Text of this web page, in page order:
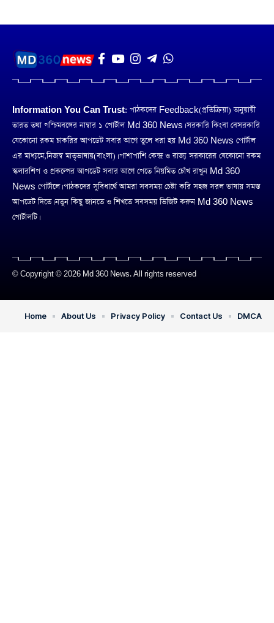
Information You Can Trust: পাঠকদের Feedback(প্রতিক্রিয়া) অনুয়ায়ী
ভারত তথা পশ্চিমবঙ্গের নাম্বার ১ পোর্টাল Md 360 News। সরকারি কিংবা বেসরকারি
যেকোনো রকম চাকরির আপডেট সবার আগে তুলে ধরা হয় Md 360 News পোর্টাল
এর মাধ্যমে,নিজস্ব মাতৃভাষায়(বাংলা)। পাশাপাশি কেন্দ্র ও রাজ্য সরকারের যেকোনো রকম
স্কলারশিপ ও প্রকল্পের আপডেট সবার আগে পেতে নিয়মিত চোঁখ রাখুন Md 360
News পোর্টালে। পাঠকদের সুবিধার্থে আমরা সবসময় চেষ্টা করি সহজ সরল ভাষায় সমস্ত
আপডেট দিতে। নতুন কিছু জানতে ও শিখতে সবসময় ভিজিট করুন Md 360 News
পোর্টালটি।
© Copyright © 2026 Md 360 News. All rights reserved
Home About Us Privacy Policy Contact Us DMCA